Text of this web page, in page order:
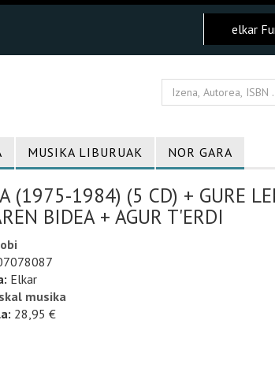
elkar
MUSIKA LIBURUAK NOR GARA
(1975-1984) (5 CD) + GURE
BIDEA + AGUR T'ERDI
Elkar
musika
28,95 €